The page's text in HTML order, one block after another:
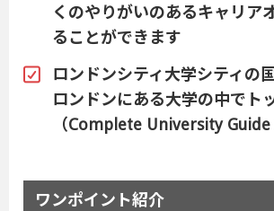
くのやりがいのあるキャリア
ることができます
ロンドンシティ大学シティの
ロンドンにある大学の中でト
（Complete University Guide
ワンポイント紹介